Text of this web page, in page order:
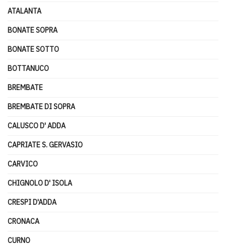
ATALANTA
BONATE SOPRA
BONATE SOTTO
BOTTANUCO
BREMBATE
BREMBATE DI SOPRA
CALUSCO D' ADDA
CAPRIATE S. GERVASIO
CARVICO
CHIGNOLO D' ISOLA
CRESPI D'ADDA
CRONACA
CURNO